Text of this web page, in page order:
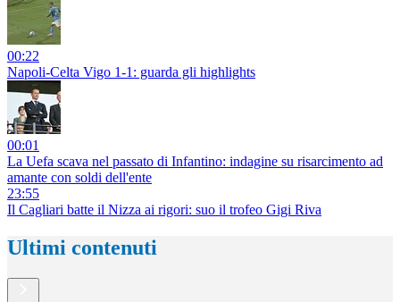
00:22
Napoli-Celta Vigo 1-1: guarda gli highlights
00:01
La Uefa scava nel passato di Infantino: indagine su risarcimento ad
amante con soldi dell'ente
23:55
Il Cagliari batte il Nizza ai rigori: suo il trofeo Gigi Riva
Ultimi contenuti